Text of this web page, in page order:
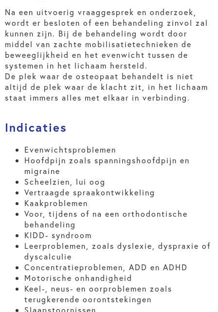
Na een uitvoerig vraaggesprek en onderzoek,
wordt er besloten of een behandeling zinvol zal
kunnen zijn. Bij de behandeling wordt door
middel van zachte mobilisatietechnieken de
beweeglijkheid en het evenwicht tussen de
systemen in het lichaam hersteld.
De plek waar de osteopaat behandelt is niet
altijd de plek waar de klacht zit, in het lichaam
staat immers alles met elkaar in verbinding.
Indicaties
Evenwichtsproblemen
Hoofdpijn zoals spanningshoofdpijn en
migraine
Scheelzien, lui oog
Vertraagde spraakontwikkeling
Kaakproblemen
Voor, tijdens of na een orthodontische
behandeling
KIDD- syndroom
Leerproblemen, zoals dyslexie, dyspraxie of
dyscalculie
Concentratieproblemen, ADD en ADHD
Motorische onhandigheid
Keel-, neus- en oorproblemen zoals
terugkerende oorontstekingen
Slaapstoornissen